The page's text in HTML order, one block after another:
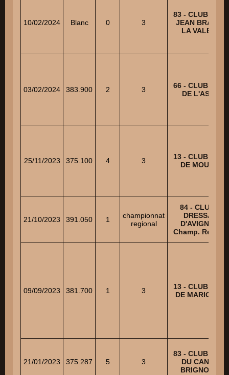
10/02/2024 Blanc 0 3
83 - CLUB
JEAN
LA VALETTE
03/02/2024 383.900 2 3
66 - CLUB
DE L'ASPRE
25/11/2023 375.100 4 3
13 - CLUB
DE MOURIES
21/10/2023 391.050 1
championnat
regional
84 - CLUB DE
DRESSAGE
D'AVIGNON –
Champ.
09/09/2023 381.700 1 3
13 - CLUB
DE
21/01/2023 375.287 5 3
83 - CLUB
DU CANTON
BRIGNOLAIS